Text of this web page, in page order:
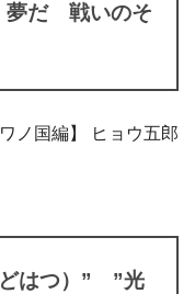
夢だ 戦いのそ
ノ国編】 ヒョウ五郎
はつ）” ”光